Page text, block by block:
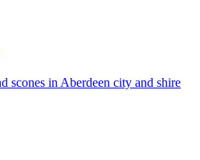
scones in Aberdeen city and shire